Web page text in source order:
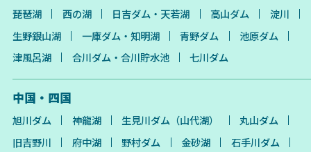
琵琶湖 西の湖 日吉ダム・天若湖 高山ダム
淀川
生野銀山湖
一庫ダム・知明湖 青野ダム
池原ダム
津風呂湖
合川ダム・合川貯水池 七川ダム
中国・四国
旭川ダム 神龍湖 生見川ダム（山代湖）
丸山ダム
旧吉野川
府中湖 野村ダム 金砂湖 石手川ダム